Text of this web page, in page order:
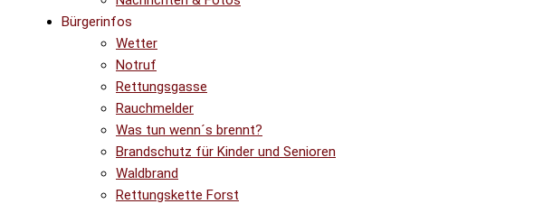
Bürgerinfos
Wetter
Notruf
Rettungsgasse
Rauchmelder
Was tun wenn´s brennt?
Brandschutz für Kinder und Senioren
Waldbrand
Rettungskette Forst